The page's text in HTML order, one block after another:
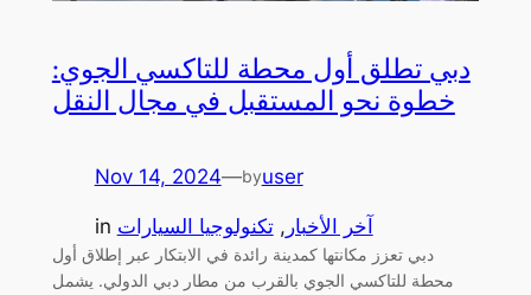
دبي تطلق أول محطة للتاكسي الجوي:
خطوة نحو المستقبل في مجال النقل
Nov 14, 2024—byuser
in آخر الأخبار , تكنولوجيا السيارات
دبي تعزز مكانتها كمدينة رائدة في الابتكار عبر إطلاق أول
محطة للتاكسي الجوي بالقرب من مطار دبي الدولي. يشمل